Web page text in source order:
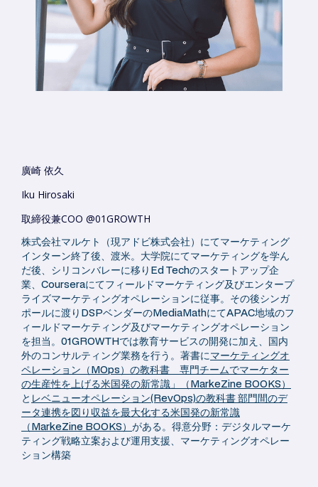
廣崎 依久
Iku Hirosaki
取締役兼COO @01GROWTH
株式会社マルケト（現アドビ株式会社）にてマーケティング
インターン終了後、渡米。大学院にてマーケティングを学ん
だ後、シリコンバレーに移りEd Techのスタートアップ企
業、Courseraにてフィールドマーケティング及びエンタープ
ライズマーケティングオペレーションに従事。その後シンガ
ポールに渡りDSPベンダーのMediaMathにてAPAC地域のフ
ィールドマーケティング及びマーケティングオペレーション
を担当。01GROWTHでは教育サービスの開発に加え、国内
外のコンサルティング業務を行う。著書にマーケティングオ
ペレーション（MOps）の教科書 専門チームでマーケター
の生産性を上げる米国発の新常識」（MarkeZine BOOKS）
と レベニューオペレーション(RevOps)の教科書 部門間のデ
ータ連携を図り収益を最大化する米国発の新常識
（MarkeZine BOOKS） がある。得意分野：デジタルマーケ
ティング戦略立案および運用支援、マーケティングオペレー
ション構築